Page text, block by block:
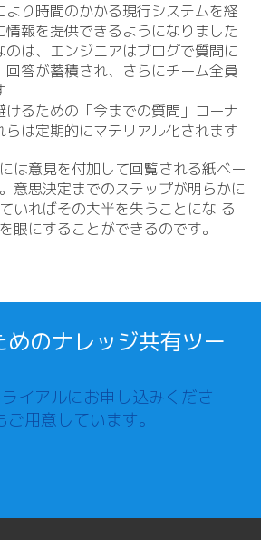
より時間のかかる現行システムを経
情報を提供できるようになりました
のは、エンジニアはブログで質問に
回答が蓄積され、さらにチーム全員
けるための「今までの質問」コーナ
らは定期的にマテリアル化されます
は意見を付加して回覧される紙ベー
意思決定までのステップが明らかに
いればその大半を失うことにな る
眼にすることができるのです。
のナレッジ共有ツー
イアルにお申し込みくださ
用意しています。